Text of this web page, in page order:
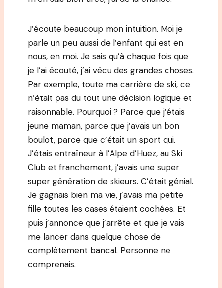
J’écoute beaucoup mon intuition. Moi je
parle un peu aussi de l’enfant qui est en
nous, en moi. Je sais qu’à chaque fois que
je l’ai écouté, j’ai vécu des grandes choses.
Par exemple, toute ma carrière de ski, ce
n’était pas du tout une décision logique et
raisonnable. Pourquoi ? Parce que j’étais
jeune maman, parce que j’avais un bon
boulot, parce que c’était un sport qui.
J’étais entraîneur à l’Alpe d’Huez, au Ski
Club et franchement, j’avais une super
super génération de skieurs. C’était génial.
Je gagnais bien ma vie, j’avais ma petite
fille toutes les cases étaient cochées. Et
puis j’annonce que j’arrête et que je vais
me lancer dans quelque chose de
complètement bancal. Personne ne
comprenais.